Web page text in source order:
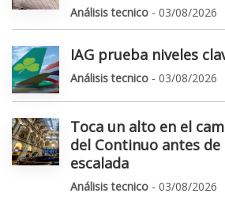
Análisis tecnico - 03/08/2026
IAG prueba niveles
Análisis tecnico - 03/08/2026
Toca un alto en el
del Continuo antes
escalada
Análisis tecnico - 03/08/2026